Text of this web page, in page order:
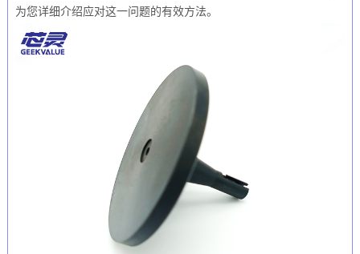
为您详细介绍应对这一问题的有效方法。